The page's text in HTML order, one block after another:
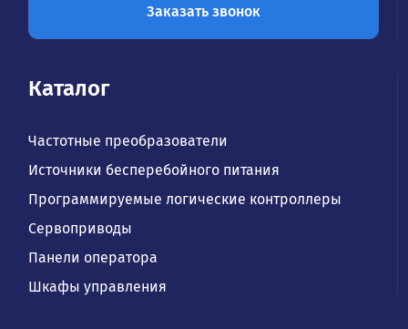
Заказать звонок
Каталог
Частотные преобразователи
Источники бесперебойного питания
Программируемые логические контроллеры
Сервоприводы
Панели оператора
Шкафы управления